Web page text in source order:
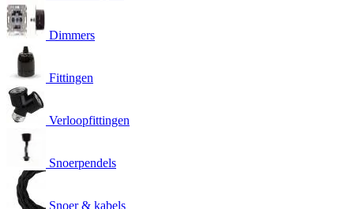
Dimmers
Fittingen
Verloopfittingen
Snoerpendels
Snoer & kabels